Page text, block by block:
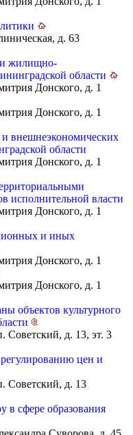
д. 63
и жилищно-
области
Донского, д. 1
Донского, д. 1
внешнеэкономических
области
Донского, д. 1
исполнительной власти
Донского, д. 1
и иных
Донского, д. 1
Донского, д. 1
объектов культурного
Советский, д. 13, эт. 3
цен и
Советский, д. 13
в сфере образования